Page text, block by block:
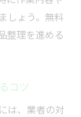
しょう。無料
整理を進める
コツ
は、業者の対